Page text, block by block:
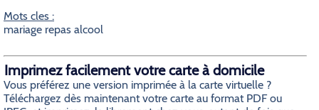
Mots cles :
mariage repas alcool
Imprimez facilement votre carte à domicile
Vous préférez une version imprimée à la carte virtuelle ?
Téléchargez dès maintenant votre carte au format PDF ou